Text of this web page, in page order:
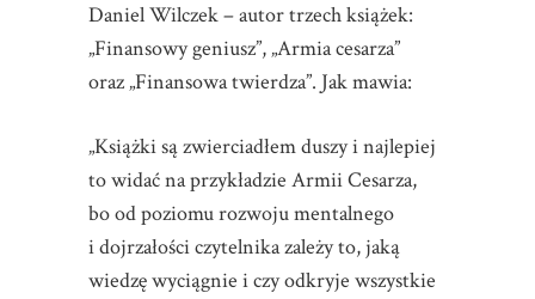
Daniel Wilczek – autor trzech książek:
„Finansowy geniusz”, „Armia cesarza”
oraz „Finansowa twierdza”. Jak mawia:
„Książki są zwierciadłem duszy i najlepiej
to widać na przykładzie Armii Cesarza,
bo od poziomu rozwoju mentalnego
i dojrzałości czytelnika zależy to, jaką
wiedzę wyciągnie i czy odkryje wszystkie